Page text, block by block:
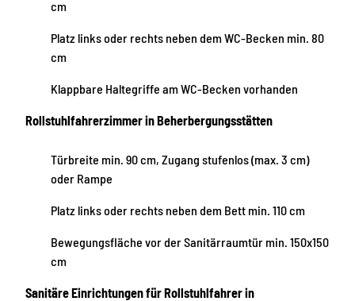
cm
Platz links oder rechts neben dem WC-Becken min. 80
cm
Klappbare Haltegriffe am WC-Becken vorhanden
Rollstuhlfahrerzimmer in Beherbergungsstätten
Türbreite min. 90 cm, Zugang stufenlos (max. 3 cm)
oder Rampe
Platz links oder rechts neben dem Bett min. 110 cm
Bewegungsfläche vor der Sanitärraumtür min. 150x150
cm
Sanitäre Einrichtungen für Rollstuhlfahrer in